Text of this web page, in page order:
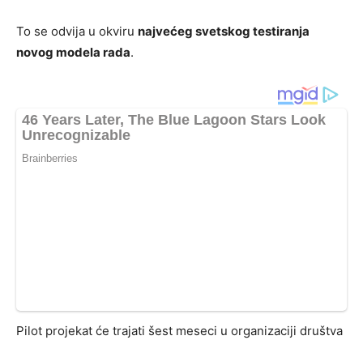
To se odvija u okviru najvećeg svetskog testiranja
novog modela rada.
Pilot projekat će trajati šest meseci u organizaciji društva